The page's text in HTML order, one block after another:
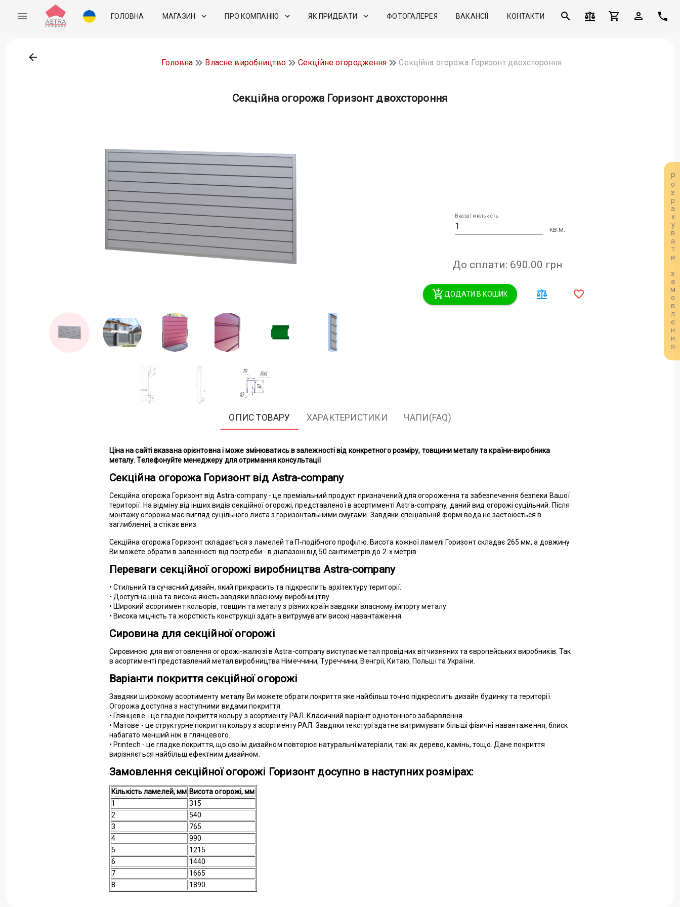
ГОЛОВНА МАГАЗИН ПРО КОМПАНІЮ ЯК ПРИДБАТИ ФОТОГАЛЕРЕЯ ВАКАНСІЇ КОНТАКТИ
Розрахувати замовлення
Головна Власне виробництво Секційне огородження Секційна огорожа Горизонт двохстороння
Секційна огорожа Горизонт двохстороння
Вказати кількість
кв.м.
До сплати: 690.00 грн
ДОДАТИ В КОШИК
ОПИС ТОВАРУ ХАРАКТЕРИСТИКИ ЧАПИ(FAQ)
Ціна на сайті вказана орієнтовна і може змінюватись в залежності від конкретного розміру, товщини металу та країни-виробника
металу. Телефонуйте менеджеру для отримання консультації
Секційна огорожа Горизонт від Astra-company
Секційна огорожа Горизонт від Astra-company - це преміальний продукт призначений для огороження та забезпечення безпеки Вашої
території. На відміну від інших видів секційної огорожі, представленої в асортименті Astra-company, даний вид огорожі суцільний. Після
монтажу огорожа має вигляд суцільного листа з горизонтальними смугами. Завдяки спеціальній формі вода не застоюється в
заглибленні, а стікає вниз.
Секційна огорожа Горизонт складається з ламелей та П-подібного профілю. Висота кожної ламелі Горизонт складає 265 мм, а довжину
Ви можете обрати в залежності від постреби - в діапазоні від 50 сантиметрів до 2-х метрів.
Переваги секційної огорожі виробництва Astra-company
• Стильний та сучасний дизайн, який прикрасить та підкреслить архітектуру території.
• Доступна ціна та висока якість завдяки власному виробництву.
• Широкий асортимент кольорів, товщин та металу з різних країн завдяки власному імпорту металу.
• Висока міцність та жорсткість конструкції здатна витрумувати високі навантаження.
Сировина для секційної огорожі
Сировиною для виготовлення огорожі-жалюзі в Astra-company виступає метал провідних вітчизняних та європейських виробників. Так
в асортименті представлений метал виробництва Німеччини, Туреччини, Венгрії, Китаю, Польші та України.
Варіанти покриття секційної огорожі
Завдяки широкому асортименту металу Ви можете обрати покриття яке найбільш точно підкреслить дизайн будинку та території.
Огорожа доступна з наступними видами покриття:
• Глянцеве - це гладке покриття кольру з асортиенту РАЛ. Класичний варіант однотонного забарвлення.
• Матове - це структурне покриття кольру з асортиенту РАЛ. Завдяки текстурі здатне витримувати більші фізичні навантаження, блиск
набагато менший ніж в глянцевого.
• Printech - це гладке покриття, що своїм дизайном повторює натуральні матеріали, такі як дерево, камінь, тощо. Дане покриття
вирізняється найбільш ефектним дизайном.
Замовлення секційної огорожі Горизонт досупно в наступних розмірах:
Кількість ламелей, мм Висота огорожі, мм
1
315
2
540
3
765
4
990
5
1215
6
1440
7
1665
8
1890